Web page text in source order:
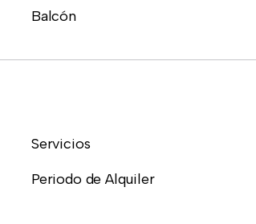
Balcón
Servicios
Periodo de Alquiler